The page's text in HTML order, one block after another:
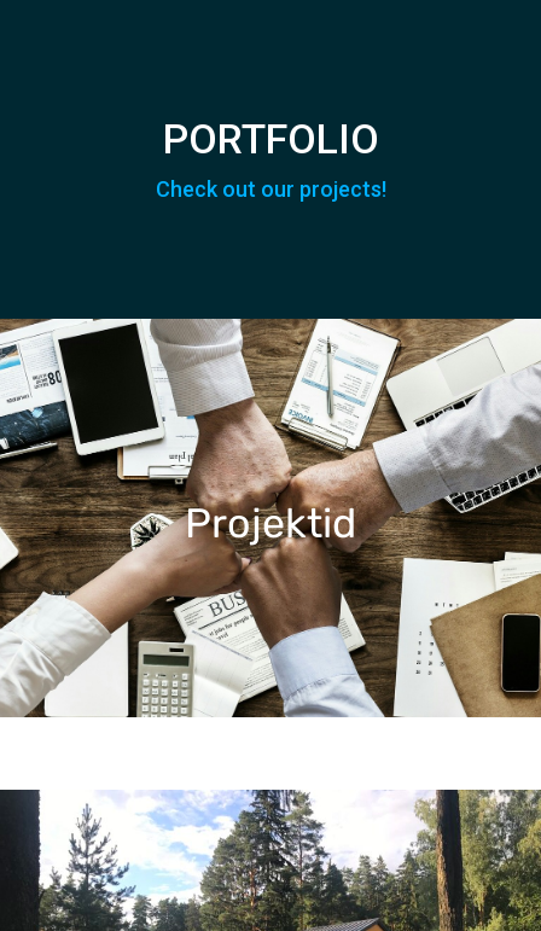
PORTFOLIO
Check out our projects!
Projektid